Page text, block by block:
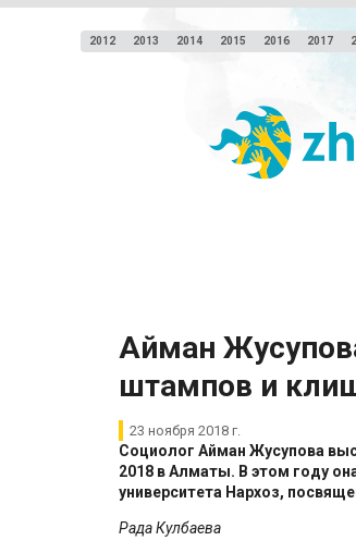
2012 2013 2014 2015 2016 2017
​Айман
штампов и
23 ноября 2018 г.
Социолог Айман Жусупова
2018 в Алматы. В этом году
университета Нархоз,
Рада Кулбаева